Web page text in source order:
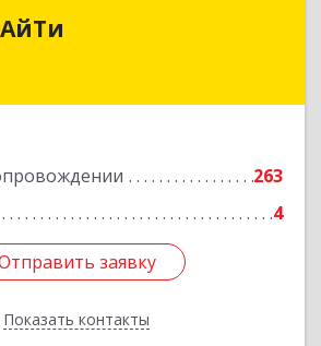
263
4
заявку
Показать контакты
обл, Гатчинский р-н,
Подробнее
заявку
Назад